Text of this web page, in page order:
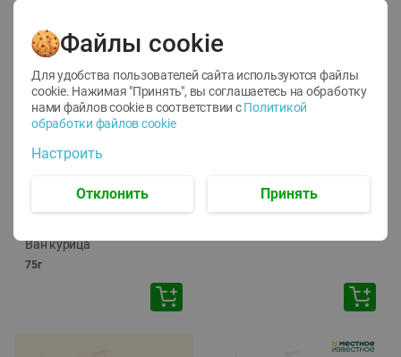
12
1.05 руб./
руб./шт
Корм влаж. для кош. с
Ван курица
75г
ТОФУ Vegetus ТВЕРДЫЙ
Файлы cookie
Для удобства пользователей сайта используются файлы
cookie. Нажимая "Принять", вы соглашаетесь на обработку
нами файлов cookie в соответствии с Политикой
обработки файлов cookie
Настроить
Отклонить Принять